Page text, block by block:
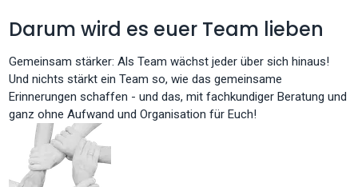
Darum wird es euer Team lieben
Gemeinsam stärker: Als Team wächst jeder über sich hinaus!
Und nichts stärkt ein Team so, wie das gemeinsame
Erinnerungen schaffen - und das, mit fachkundiger Beratung und
ganz ohne Aufwand und Organisation für Euch!